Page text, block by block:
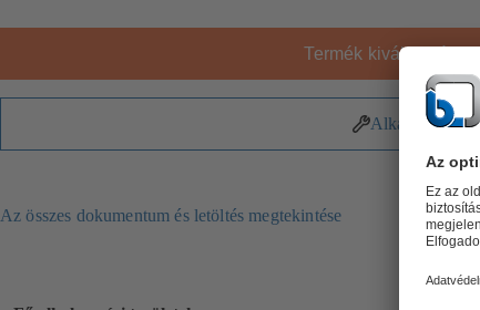
Termék kiválasztása
Alkatrészek
Az összes dokumentum és letöltés megtekintése